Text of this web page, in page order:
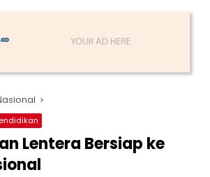
Lentera Bersiap ke